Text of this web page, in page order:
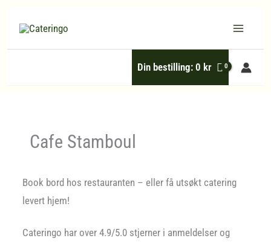
Din bestilling:0 kr
Cafe Stamboul
Book bord hos restauranten – eller få utsøkt catering
levert hjem!
Cateringo har over 4.9/5.0 stjerner i anmeldelser og